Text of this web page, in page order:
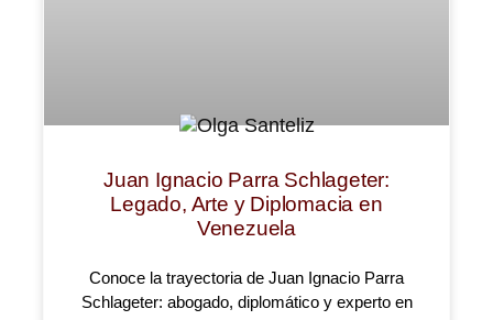
Juan Ignacio Parra Schlageter:
Legado, Arte y Diplomacia en
Venezuela
Conoce la trayectoria de Juan Ignacio Parra
Schlageter: abogado, diplomático y experto en